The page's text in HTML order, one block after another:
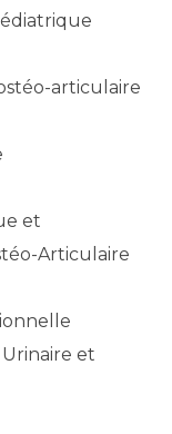
articulaire
et
Articulaire
Urinaire et